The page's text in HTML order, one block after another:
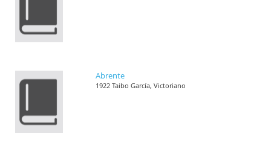
Abrente
1922 Taibo García, Victoriano